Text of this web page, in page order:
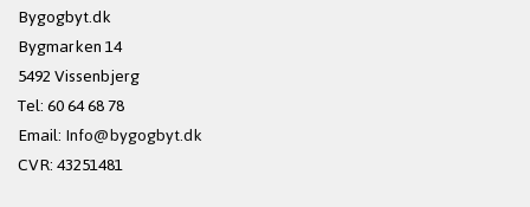
Bygogbyt.dk
Bygmarken 14
5492 Vissenbjerg
Tel: 60 64 68 78
Email:Info@bygogbyt.dk
CVR: 43251481